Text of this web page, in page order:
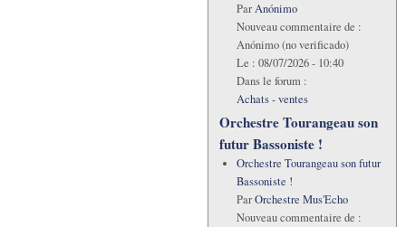
ParAnónimo
Nouveau commentaire de :
Anónimo (no verificado)
Le : 08/07/2026 - 10:40
Dans le forum :
Achats - ventes
Orchestre Tourangeau son
futur Bassoniste !
Orchestre Tourangeau son futur
Bassoniste !
ParOrchestre Mus'Echo
Nouveau commentaire de :